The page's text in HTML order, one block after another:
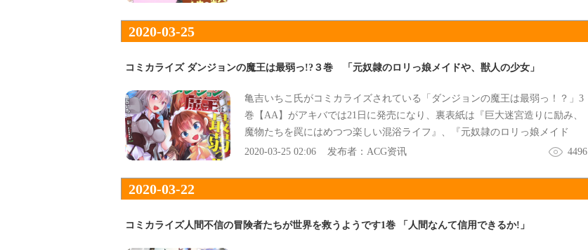
2020-03-25
コミカライズ ダンジョンの魔王は最弱っ!?３巻 「元奴隷のロリっ娘メイドや、獣人の少女」
亀吉いちこ氏がコミカライズされている「ダンジョンの魔王は最弱っ！？」3
巻【AA】がアキバでは21日に発売になり、裏表紙は『巨大迷宮造りに励み、
魔物たちを罠にはめつつ楽しい混浴ライフ』、『元奴隷のロリっ娘メイド
や、獣人の少女が加わり、お風呂はおっぱいでいっぱい！』などだった。
2020-03-25 02:06 发布者： ACG资讯 4496
2020-03-22
コミカライズ人間不信の冒険者たちが世界を救うようです1巻 「人間なんて信用できるか!」